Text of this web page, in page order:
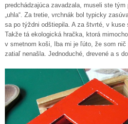
predchádzajúca zavadzala, museli ste
„uhla“. Za tretie, vrchnák bol typicky
sa po týždni odštiepila. A za štvrté, v kuse
Takže tá ekologická hračka, ktorá
v smetnom koši, Iba mi je ľúto, že som nič
zatiaľ nenašla. Jednoduché, drevené a s